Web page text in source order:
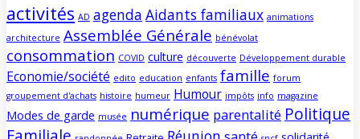
activités AD agenda Aidants familiaux animations
architecture Assemblée Générale bénévolat
consommation COVID culture découverte Développement durable
Economie/société edito education enfants famille forum
groupement d'achats histoire humeur Humour impôts info magazine
Modes de garde musée numérique parentalité Politique